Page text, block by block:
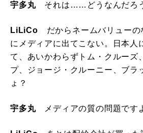
宇多丸それは……どうなんだろう
LiLiCo だからネームバリューの
にメディアに出てこない。日本人
て、あいかわらずトム・クルーズ
プ、ジョージ・クルーニー、ブラ
ょ？
宇多丸メディアの質の問題です